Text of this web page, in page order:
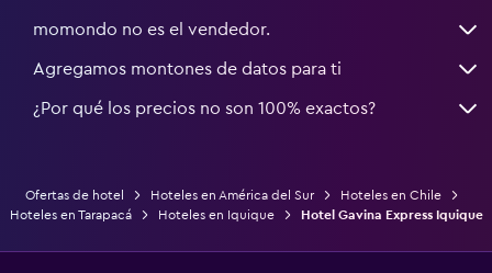
momondo no es el vendedor.
Agregamos montones de datos para ti
¿Por qué los precios no son 100% exactos?
Ofertas de hotel Hoteles en América del Sur
Hoteles en Chile
Hoteles en Tarapacá
Hoteles en Iquique Hotel Gavina Express Iquique